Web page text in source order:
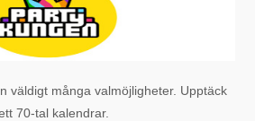
väldigt många valmöjligheter. Upptäck
70-tal kalendrar.